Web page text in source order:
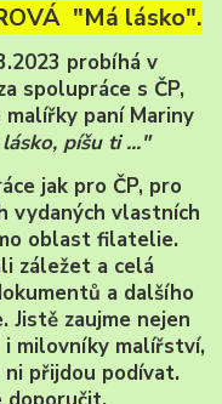
"Má lásko".
probíhá v
spolupráce s ČP,
paní Mariny
píšu ti ..."
jak pro ČP, pro
vydaných vlastních
oblast filatelie.
záležet a celá
a dalšího
Jistě zaujme nejen
milovníky malířství,
přijdou podívat.